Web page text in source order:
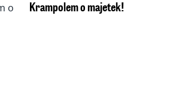
Krampolem o majetek!